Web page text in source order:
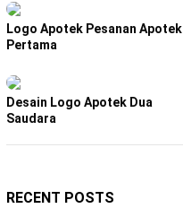
Logo Apotek Pesanan Apotek
Pertama
Desain Logo Apotek Dua
Saudara
RECENT POSTS